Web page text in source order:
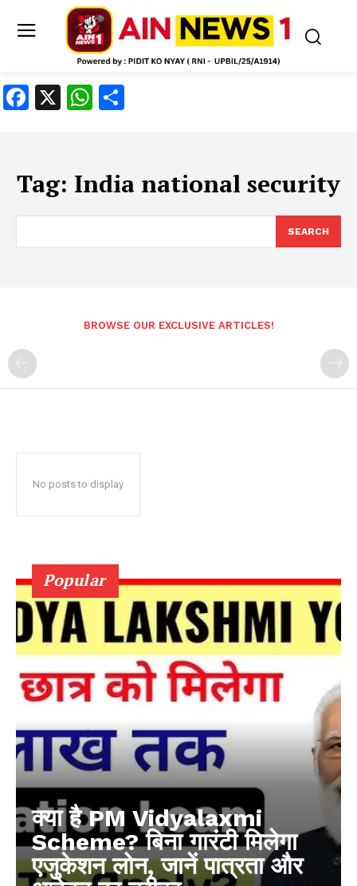
Facebook
X WhatsApp
Tag: India national security
SEARCH
BROWSE OUR EXCLUSIVE ARTICLES!
No posts to display
Popular
क्या है PM Vidyalaxmi
Scheme? बिना गारंटी मिलेगा
एजुकेशन लोन, जानें पात्रता और